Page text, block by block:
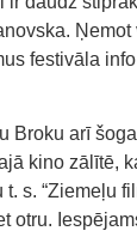
festivāla
Broku arī
kino zālītē,
s. “Ziemeļu